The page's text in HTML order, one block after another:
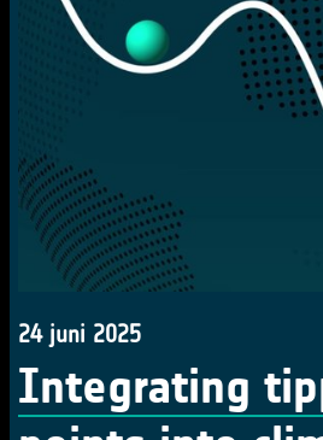
24 juni 2025
Integrating